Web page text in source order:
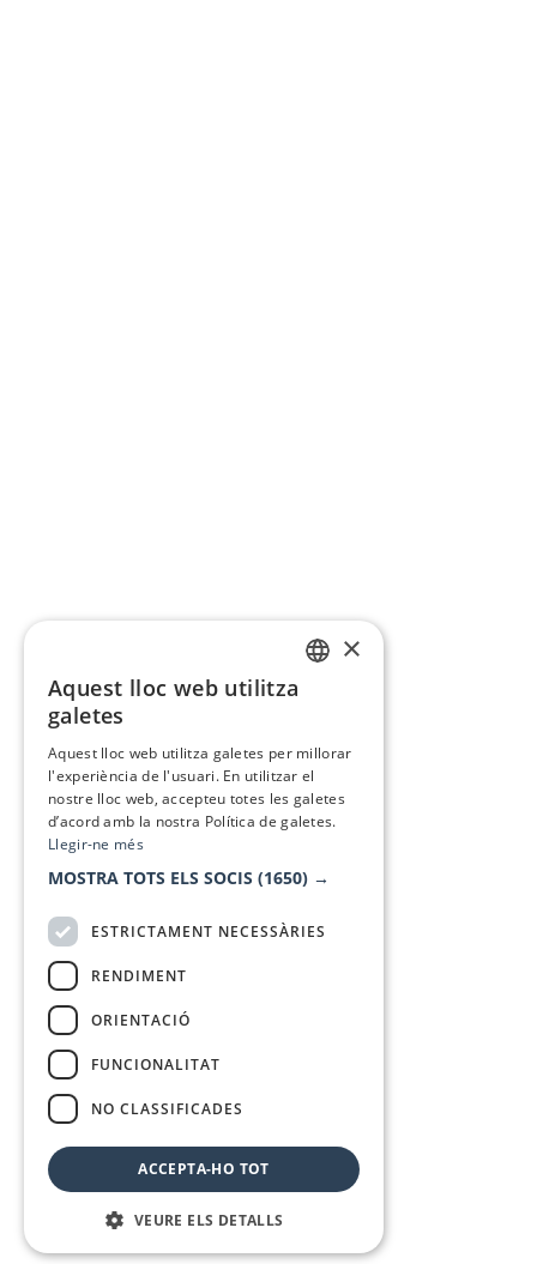
×
Aquest lloc web utilitza
galetes
Aquest lloc web utilitza galetes per millorar
l'experiència de l'usuari. En utilitzar el
nostre lloc web, accepteu totes les galetes
d’acord amb la nostra Política de galetes.
Llegir-ne més
MOSTRA TOTS ELS SOCIS (1650) →
ESTRICTAMENT NECESSÀRIES
RENDIMENT
ORIENTACIÓ
FUNCIONALITAT
NO CLASSIFICADES
ACCEPTA-HO TOT
VEURE ELS DETALLS